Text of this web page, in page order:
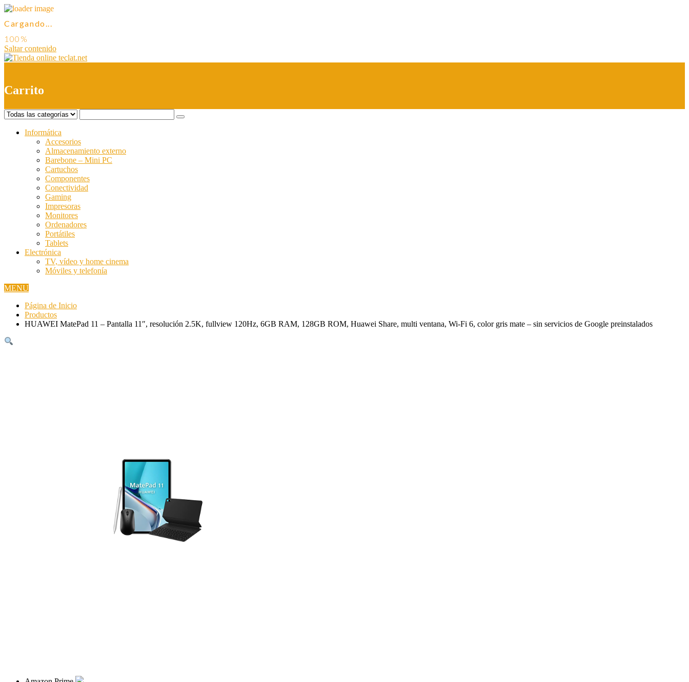
Cargando...
Saltar contenido
Carrito
Informática
Accesorios
Almacenamiento externo
Barebone – Mini PC
Cartuchos
Componentes
Conectividad
Gaming
Impresoras
Monitores
Ordenadores
Portátiles
Tablets
Electrónica
TV, vídeo y home cinema
Móviles y telefonía
MENU
Página de Inicio
Productos
HUAWEI MatePad 11 – Pantalla 11″, resolución 2.5K, fullview 120Hz, 6GB RAM, 128GB ROM, Huawei Share, multi ventana, Wi-Fi 6, color gris mate – sin servicios de Google preinstalados